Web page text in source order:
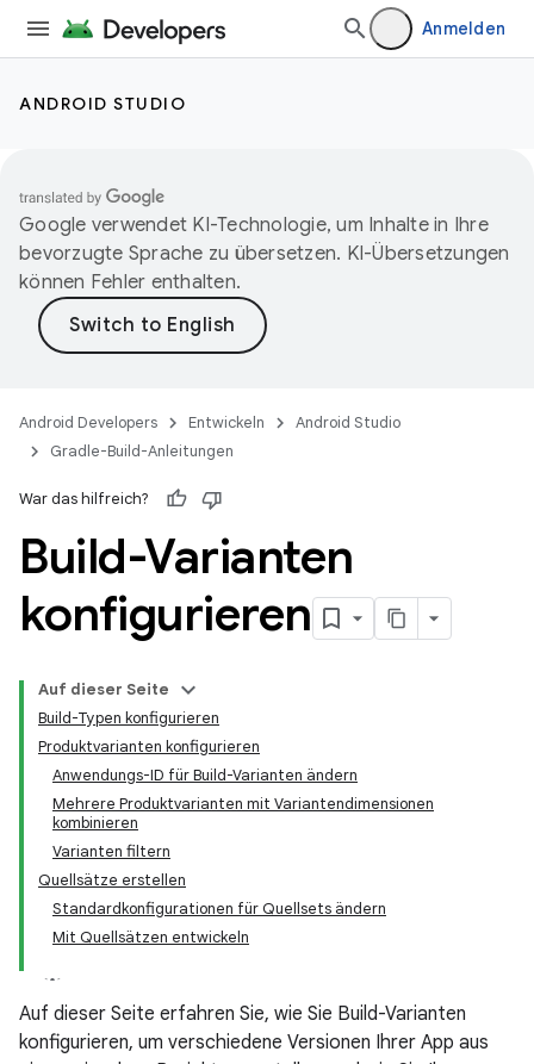
Anmelden
ANDROID STUDIO
Google verwendet KI-Technologie, um Inhalte in Ihre
bevorzugte Sprache zu übersetzen. KI-Übersetzungen
können Fehler enthalten.
Android Developers Entwickeln
Android Studio
Gradle-Build-Anleitungen
War das hilfreich?
Build-Varianten
konfigurieren
Auf dieser Seite
Build-Typen konfigurieren
Produktvarianten konfigurieren
Anwendungs-ID für Build-Varianten ändern
Mehrere Produktvarianten mit Variantendimensionen
kombinieren
Varianten filtern
Quellsätze erstellen
Standardkonfigurationen für Quellsets ändern
Mit Quellsätzen entwickeln
Auf dieser Seite erfahren Sie, wie Sie Build-Varianten
konfigurieren, um verschiedene Versionen Ihrer App aus